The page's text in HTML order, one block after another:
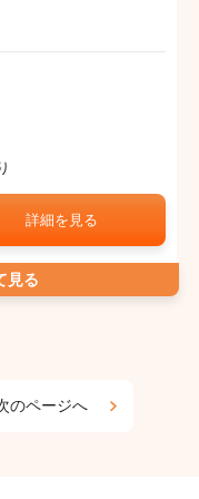
詳細を見る
見る
のページへ